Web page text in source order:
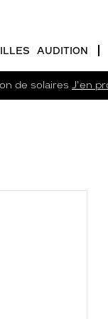
AUDITION
de solaires J'en